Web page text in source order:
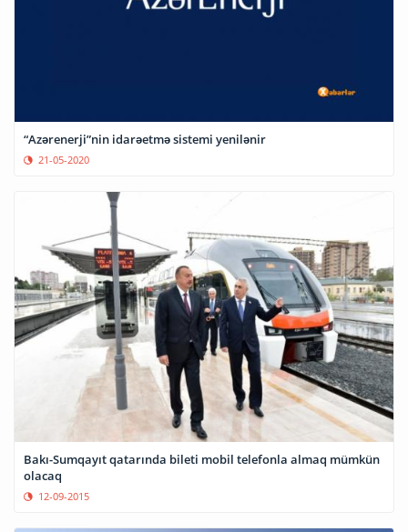
“Azərenerji”nin idarəetmə sistemi yenilənir
21-05-2020
Bakı-Sumqayıt qatarında bileti mobil telefonla almaq mümkün
olacaq
12-09-2015